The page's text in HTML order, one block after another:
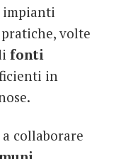
impianti
volte
fonti
in
collaborare